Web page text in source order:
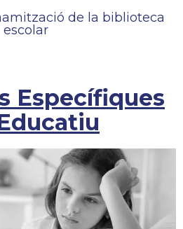
de la biblioteca
escolar
Específiques